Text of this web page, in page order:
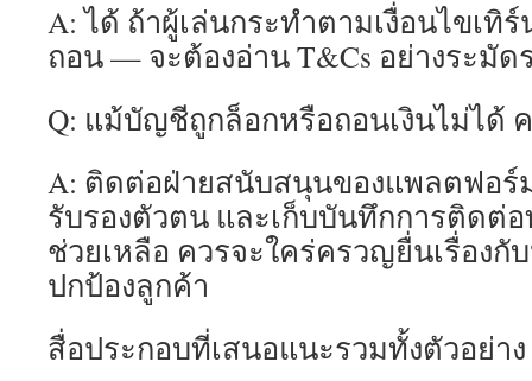
A: ได้ ถ้าผู้เล่นกระทำตามเงื่อนไขเทิ
ถอน — จะต้องอ่าน T&Cs อย่างระมัด
Q: แม้บัญชีถูกล็อกหรือถอนเงินไม่ได้ ค
A: ติดต่อฝ่ายสนับสนุนของแพลตฟอร์
รับรองตัวตน และเก็บบันทึกการติดต่
ช่วยเหลือ ควรจะใคร่ครวญยื่นเรื่องกั
ปกป้องลูกค้า
สื่อประกอบที่เสนอแนะรวมทั้งตัวอย่าง